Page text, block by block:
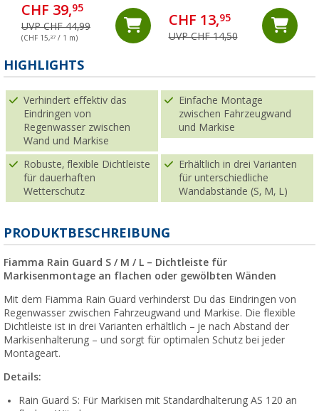
CHF 39,95
UVP CHF 44,99
(CHF 15,37 / 1 m)
CHF 13,95
UVP CHF 14,50
HIGHLIGHTS
Verhindert effektiv das
Eindringen von
Regenwasser zwischen
Wand und Markise
Einfache Montage
zwischen Fahrzeugwand
und Markise
Robuste, flexible Dichtleiste
für dauerhaften
Wetterschutz
Erhältlich in drei Varianten
für unterschiedliche
Wandabstände (S, M, L)
PRODUKTBESCHREIBUNG
Fiamma Rain Guard S / M / L – Dichtleiste für
Markisenmontage an flachen oder gewölbten Wänden
Mit dem Fiamma Rain Guard verhinderst Du das Eindringen von
Regenwasser zwischen Fahrzeugwand und Markise. Die flexible
Dichtleiste ist in drei Varianten erhältlich – je nach Abstand der
Markisenhalterung – und sorgt für optimalen Schutz bei jeder
Montageart.
Details:
Rain Guard S: Für Markisen mit Standardhalterung AS 120 an